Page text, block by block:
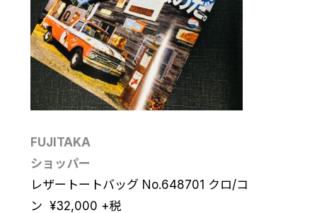
FUJITAKA
ショッパー
レザートートバッグ No.648701 クロ/コ
ン ¥32,000 +税